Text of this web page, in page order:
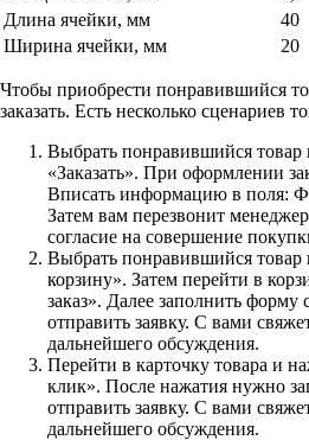
Длина ячейки, мм
40
Ширина ячейки, мм
20
Чтобы приобрести понравившийся
заказать. Есть несколько сценариев
Выбрать понравившийся товар
«Заказать». При оформлении
Вписать информацию в поля:
Затем вам перезвонит
согласие на совершение
Выбрать понравившийся
корзину». Затем перейти в
заказ». Далее заполнить
отправить заявку. С вами
дальнейшего обсуждения.
Перейти в карточку товара и
клик». После нажатия нужно
отправить заявку. С вами
дальнейшего обсуждения.